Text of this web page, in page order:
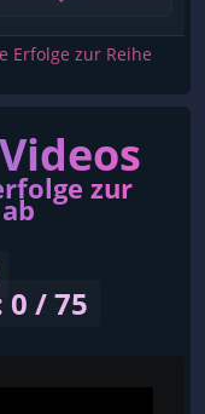
Erfolge zur Reihe
zur
/ 75